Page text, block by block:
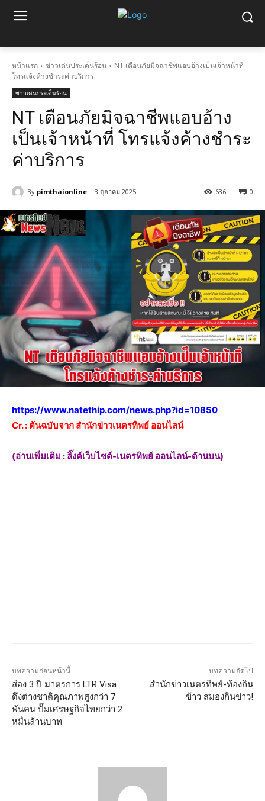
หน้าแรก ข่าวเด่นประเด็นร้อน
NT เตือนภัยมิจฉาชีพแอบอ้างเป็นเจ้าหน้าที่
โทรแจ้งค้างชำระค่าบริการ
ข่าวเด่นประเด็นร้อน
NT เตือนภัยมิจฉาชีพแอบอ้าง
เป็นเจ้าหน้าที่ โทรแจ้งค้างชำระ
ค่าบริการ
By pimthaionline 3 ตุลาคม 2025 0
636
https://www.natethip.com/news.php?id=10850
Cr. : ต้นฉบับจาก สำนักข่าวเนตรทิพย์ ออนไลน์
(อ่านเพิ่มเติม : ลิ๊งค์เว็บไซต์-เนตรทิพย์ ออนไลน์-ด้านบน)
บทความก่อนหน้านี้
ส่อง 3 ปี มาตรการ LTR Visa
ดึงต่างชาติคุณภาพสูงกว่า 7
พันคน ปั๊มเศรษฐกิจไทยกว่า 2
หมื่นล้านบาท
บทความถัดไป
สำนักข่าวเนตรทิพย์-ท้องกิน
ข้าว สมองกินข่าว!